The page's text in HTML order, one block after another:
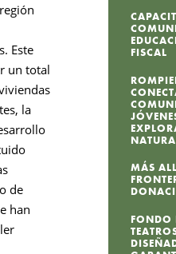
Este
un total
la
de
han
FISCAL
MÁS
FONDO